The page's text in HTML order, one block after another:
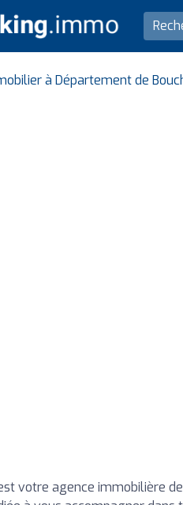
à Département de
votre agence immobilière